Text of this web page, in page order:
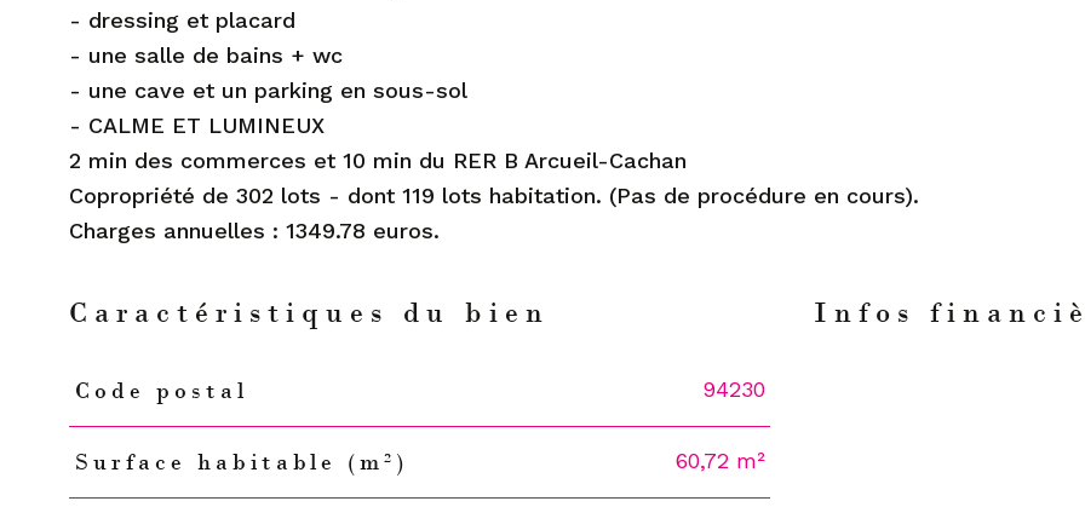
- dressing et placard
- une salle de bains + wc
- une cave et un parking en sous-sol
- CALME ET LUMINEUX
2 min des commerces et 10 min du RER B Arcueil-Cachan
Copropriété de 302 lots - dont 119 lots habitation. (Pas de procédure en cours).
Caractéristiques du bien
Caractéristiques
Code postal 94230
Surface habitable (m²) 60,72 m²
Infos